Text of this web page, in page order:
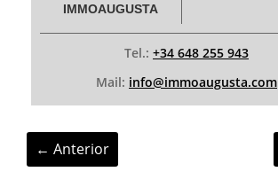
IMMOAUGUSTA
Tel.: +34 648 255 943
Mail: info@immoaugusta.com
← Anterior